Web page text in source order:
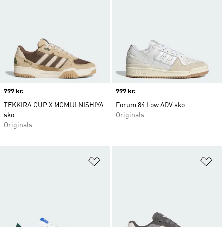
Price
799 kr.
TEKKIRA CUP X MOMIJI NISHIYA
sko
Originals
Price
999 kr.
Forum 84 Low ADV sko
Originals